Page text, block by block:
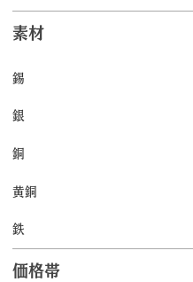
素材
錫
銀
銅
黄銅
鉄
価格帯